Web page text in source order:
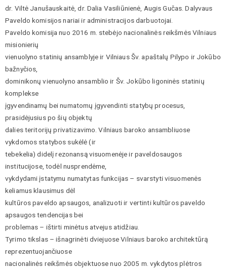
dr. Viltė Janušauskaitė, dr. Dalia Vasiliūnienė, Augis Gučas. Dalyvaus
Paveldo komisijos nariai ir administracijos darbuotojai.
Paveldo komisija nuo 2016 m. stebėjo nacionalinės reikšmės Vilniaus
misionierių
vienuolyno statinių ansamblyje ir Vilniaus Šv. apaštalų Pilypo ir Jokūbo
bažnyčios,
dominikonų vienuolyno ansamblio ir Šv. Jokūbo ligoninės statinių
komplekse
įgyvendinamų bei numatomų įgyvendinti statybų procesus,
prasidėjusius po šių objektų
dalies teritorijų privatizavimo. Vilniaus baroko ansambliuose
vykdomos statybos sukėlė (ir
tebekelia) didelį rezonansą visuomenėje ir paveldosaugos
institucijose, todėl nusprendėme,
vykdydami įstatymu numatytas funkcijas – svarstyti visuomenės
keliamus klausimus dėl
kultūros paveldo apsaugos, analizuoti ir vertinti kultūros paveldo
apsaugos tendencijas bei
problemas – ištirti minėtus atvejus atidžiau.
Tyrimo tikslas – išnagrinėti dviejuose Vilniaus baroko architektūrą
reprezentuojančiuose
nacionalinės reikšmės objektuose nuo 2005 m. vykdytos plėtros